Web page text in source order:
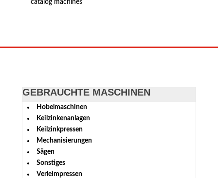
GEBRAUCHTE MASCHINEN
Hobelmaschinen
Keilzinkenanlagen
Keilzinkpressen
Mechanisierungen
Sägen
Sonstiges
Verleimpressen